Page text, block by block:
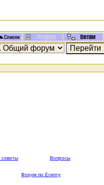
Вопросы
Форум по Египту